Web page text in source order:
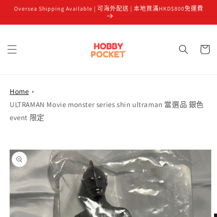
跳至內容
Oversea Shipping Available | 可海外配送 | 本地買滿HKD$800免運費
物
Home
ULTRAMAN Movie monster series shin ultraman 當選品 銀色
event 限定
略過產品
資訊